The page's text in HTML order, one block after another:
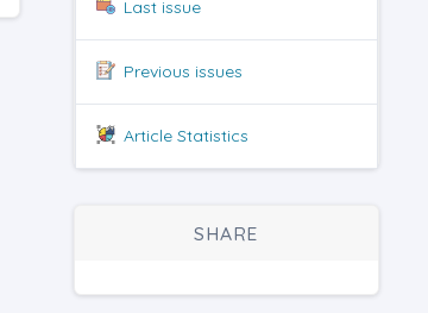
Last issue
Previous issues
Article Statistics
SHARE